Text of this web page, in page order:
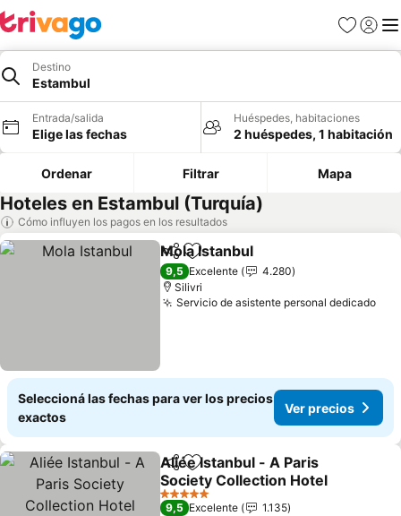
Favoritos
Iniciar
Destino
Estambul
Entrada/salida
Elige las fechas
Huéspedes, habitaciones
2 huéspedes, 1 habitación
Ordenar Filtrar Mapa
Hoteles en Estambul (Turquía)
Cómo influyen los pagos en los resultados
CompartirAñadir a favoritos
Mola Istanbul
9,5 Excelente
4.280
Silivri
Servicio de asistente personal dedicado
Seleccioná las fechas para ver los precios
exactos
Ver precios
CompartirAñadir a favoritos
Aliée Istanbul - A Paris
Society Collection Hotel
5 Estrellas
9,5 Excelente
1.135